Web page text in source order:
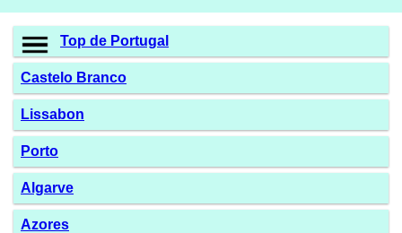
Top de Portugal
Castelo Branco
Lissabon
Porto
Algarve
Azores